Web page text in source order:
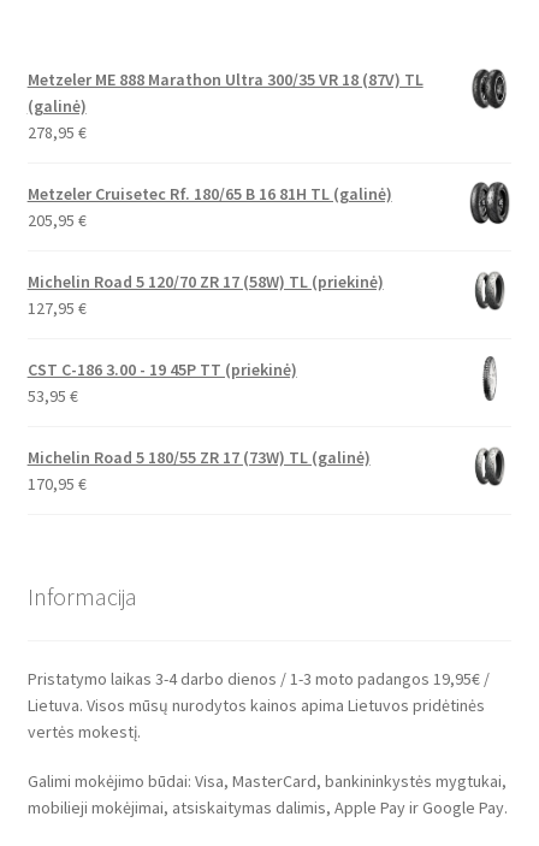
Metzeler ME 888 Marathon Ultra 300/35 VR 18 (87V) TL
(galinė)
278,95 €
Metzeler Cruisetec Rf. 180/65 B 16 81H TL (galinė)
205,95 €
Michelin Road 5 120/70 ZR 17 (58W) TL (priekinė)
127,95 €
CST C-186 3.00 - 19 45P TT (priekinė)
53,95 €
Michelin Road 5 180/55 ZR 17 (73W) TL (galinė)
170,95 €
Informacija
Pristatymo laikas 3-4 darbo dienos / 1-3 moto padangos 19,95€ /
Lietuva. Visos mūsų nurodytos kainos apima Lietuvos pridėtinės
vertės mokestį.
Galimi mokėjimo būdai: Visa, MasterCard, bankininkystės mygtukai,
mobilieji mokėjimai, atsiskaitymas dalimis, Apple Pay ir Google Pay.